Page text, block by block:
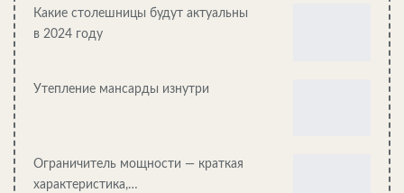
необходимо качественно изолировать наружный
участок канализационной сети или проложить
Сам трубопровод стараемся спланировать с
минимальным количеством изгибов и поворотов.
Какие столешницы будут актуальны
в 2024 году
Утепление мансарды изнутри
Ограничитель мощности — краткая
характеристика,…